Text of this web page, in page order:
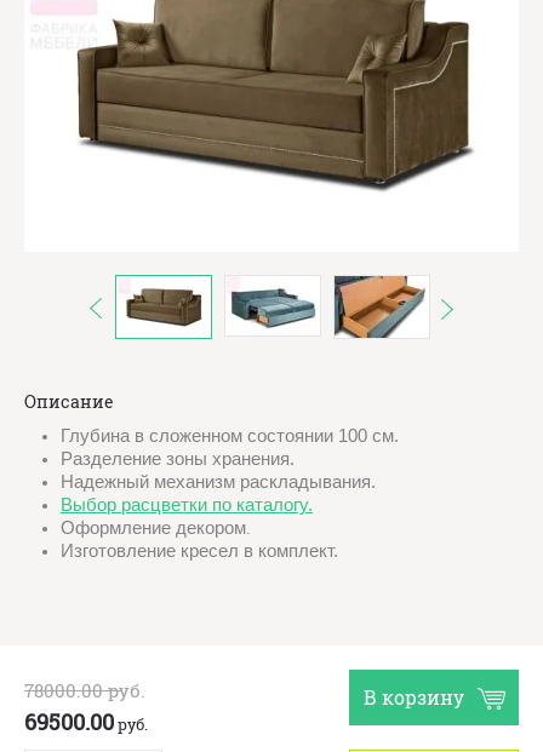
Описание
Глубина в сложенном состоянии 100 см.
Разделение зоны хранения.
Надежный механизм раскладывания.
Выбор расцветки по каталогу.
Оформление декором.
Изготовление кресел в комплект.
78000.00руб.
69500.00руб.
В корзину